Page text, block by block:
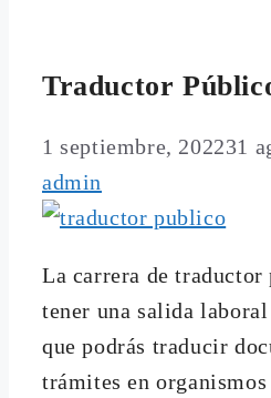
Traductor
1 septiembre, 202231
admin
La carrera de
tener una salida
que podrás traducir
trámites en